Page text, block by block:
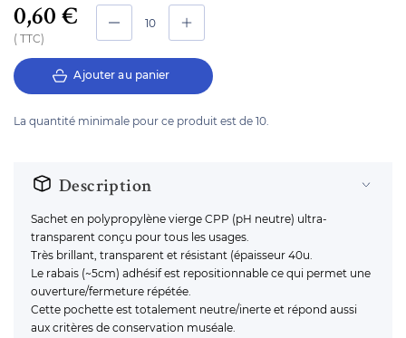
0,60 €
TTC
Ajouter au panier
La quantité minimale pour ce produit est de 10.
Description
Sachet en polypropylène vierge CPP (pH neutre) ultra-
transparent conçu pour tous les usages.
Très brillant, transparent et résistant (épaisseur 40u.
Le rabais (~5cm) adhésif est repositionnable ce qui permet une
ouverture/fermeture répétée.
Cette pochette est totalement neutre/inerte et répond aussi
aux critères de conservation muséale.